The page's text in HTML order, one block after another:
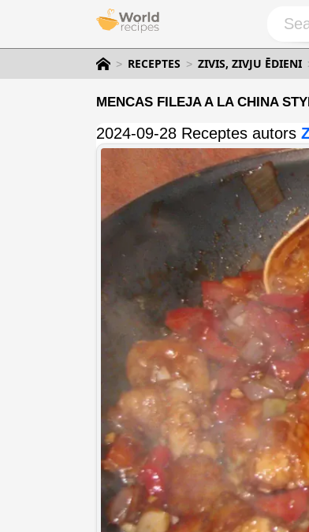
RECEPTES ZIVIS, ZIVJU ĒDIENI
MENCAS FILEJA A LA CHINA
2024-09-28 Receptes autors